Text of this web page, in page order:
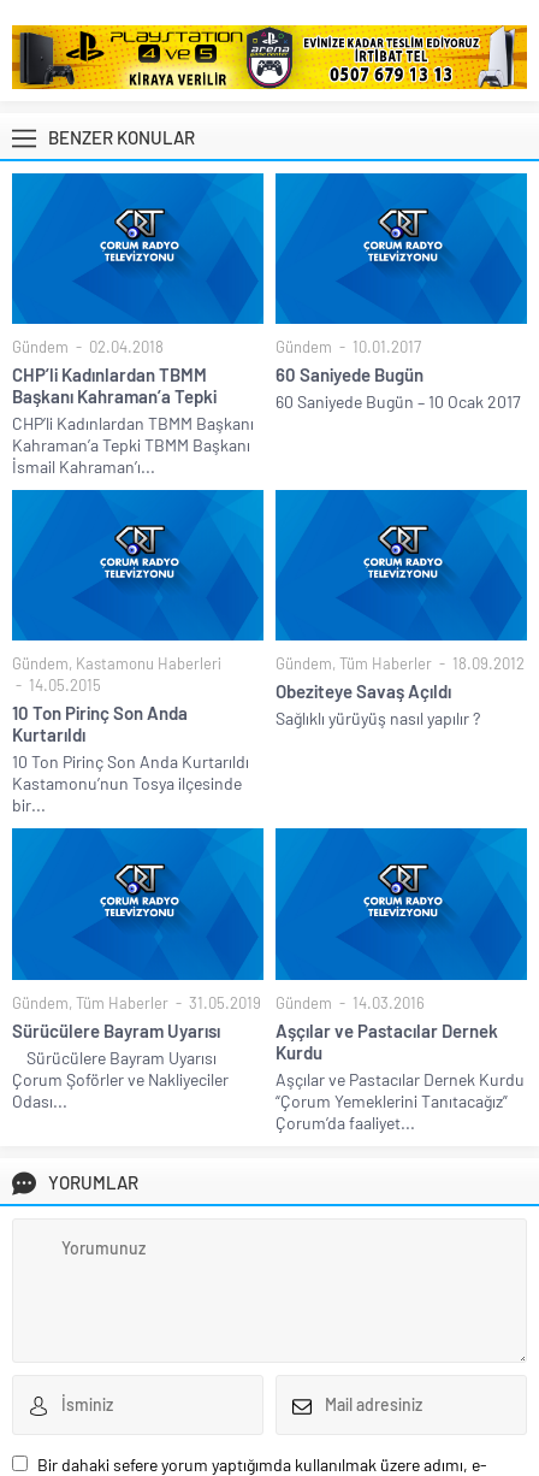
BENZER KONULAR
Gündem 02.04.2018
CHP’li Kadınlardan TBMM
Başkanı Kahraman’a Tepki
CHP’li Kadınlardan TBMM Başkanı
Kahraman’a Tepki TBMM Başkanı
İsmail Kahraman’ı...
Gündem 10.01.2017
60 Saniyede Bugün
60 Saniyede Bugün – 10 Ocak 2017
Gündem, Kastamonu Haberleri
14.05.2015
10 Ton Pirinç Son Anda
Kurtarıldı
10 Ton Pirinç Son Anda Kurtarıldı
Kastamonu’nun Tosya ilçesinde
bir...
Gündem, Tüm Haberler 18.09.2012
Obeziteye Savaş Açıldı
Sağlıklı yürüyüş nasıl yapılır ?
Gündem, Tüm Haberler 31.05.2019
Sürücülere Bayram Uyarısı
Sürücülere Bayram Uyarısı
Çorum Şoförler ve Nakliyeciler
Odası...
Gündem 14.03.2016
Aşçılar ve Pastacılar Dernek
Kurdu
Aşçılar ve Pastacılar Dernek Kurdu
“Çorum Yemeklerini Tanıtacağız”
Çorum’da faaliyet...
YORUMLAR
Bir dahaki sefere yorum yaptığımda kullanılmak üzere adımı, e-